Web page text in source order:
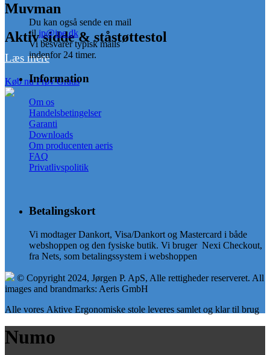
Muvman
Aktiv sidde & ståstøttestol
Læs mere
Køb nuPrøv Gratis
Numo
Du kan også sende en mail
tiljp@jpe.dk
Vi besvarer typisk mails
indenfor 24 timer.
Information
Om os
Handelsbetingelser
Garanti
Downloads
Om producenten aeris
FAQ
Privatlivspolitik
Betalingskort
Vi modtager Dankort, Visa/Dankort og Mastercard i både
webshoppen og den fysiske butik. Vi bruger Nexi Checkout,
fra Nets, som betalingssystem i webshoppen
© Copyright 2024, Jørgen P. ApS, Alle rettigheder reserveret. All
images and brandmarks: Aeris GmbH
Alle vores Aktive Ergonomiske stole leveres samlet og klar til brug